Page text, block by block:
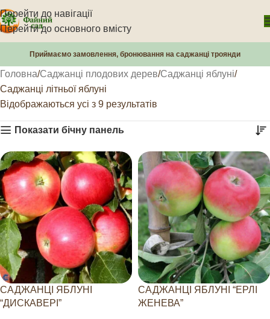
Перейти до навігації
Перейти до основного вмісту
Приймаємо замовлення, бронювання на саджанці троянди
Головна Саджанці плодових дерев Саджанці яблуні
Саджанці літньої яблуні
Відображаються усі з 9 результатів
Показати бічну панель
САДЖАНЦІ ЯБЛУНІ
“ДИСКАВЕРІ”
САДЖАНЦІ ЯБЛУНІ “ЕРЛІ
ЖЕНЕВА”